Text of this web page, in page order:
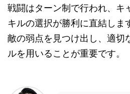
戦闘はターン制で行われ、キ
キルの選択が勝利に直結しま
敵の弱点を見つけ出し、適切
ルを用いることが重要です。